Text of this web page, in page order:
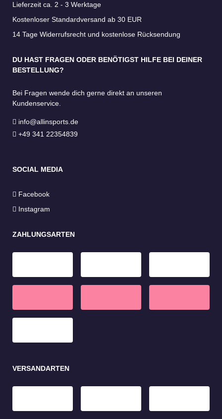
Lieferzeit ca. 2 - 3 Werktage
Kostenloser Standardversand ab 30 EUR
14 Tage Widerrufsrecht und kostenlose Rücksendung
DU HAST FRAGEN ODER BENÖTIGST HILFE BEI DEINER
BESTELLUNG?
Bei Fragen wende dich gerne direkt an unseren
Kundenservice.
info@allinsports.de
+49 341 22354839
SOCIAL MEDIA
Facebook
Instagram
ZAHLUNGSARTEN
VERSANDARTEN